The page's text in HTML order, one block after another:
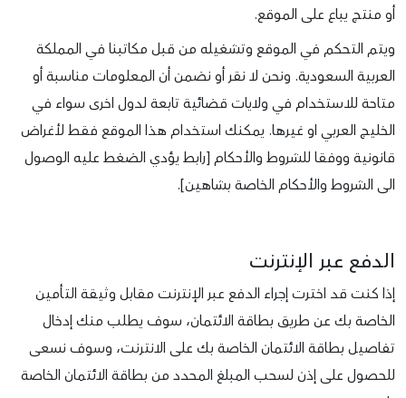
أو منتج يباع على الموقع.
ويتم التحكم في الموقع وتشغيله من قبل مكاتبنا في المملكة
العربية السعودية. ونحن لا نقر أو نضمن أن المعلومات مناسبة أو
متاحة للاستخدام في ولايات قضائية تابعة لدول اخرى سواء في
الخليج العربي او غيرها. يمكنك استخدام هذا الموقع فقط لأغراض
قانونية ووفقا للشروط والأحكام [رابط يؤدي الضغط عليه الوصول
الى الشروط والأحكام الخاصة بشاهين].
الدفع عبر الإنترنت
إذا كنت قد اخترت إجراء الدفع عبر الإنترنت مقابل وثيقة التأمين
الخاصة بك عن طريق بطاقة الائتمان، سوف يطلب منك إدخال
تفاصيل بطاقة الائتمان الخاصة بك على الانترنت، وسوف نسعى
للحصول على إذن لسحب المبلغ المحدد من بطاقة الائتمان الخاصة